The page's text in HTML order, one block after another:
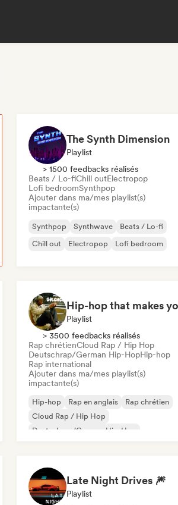
The Synth Dimension
Playlist
> 1500 feedbacks réalisés
Beats / Lo-fiChill outElectropop
Lofi bedroomSynthpop
Ajouter dans ma/mes playlist(s)
impactante(s)
Synthpop Synthwave
Beats / Lo-fi
Chill out
Electropop Lofi bedroom
Playlist
> 3500 feedbacks réalisés
Rap chrétienCloud Rap / Hip Hop
Deutschrap/German Hip-HopHip-hop
Rap international
Ajouter dans ma/mes playlist(s)
impactante(s)
Hip-hop Rap en anglais
Rap chrétien
Cloud Rap / Hip Hop
Deutschrap/German Hip-Hop
Late Night Drives 🎆
Playlist